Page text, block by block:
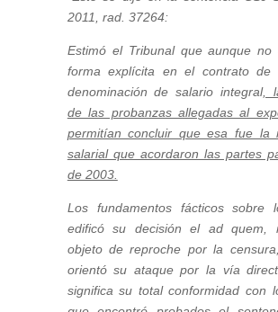
2011, rad. 37264:
Estimó el Tribunal que aunque no
forma explícita en el contrato de
denominación de salario integral,
de las probanzas allegadas al
permitían concluir que esa fue la
salarial que acordaron las partes
de 2003.
Los fundamentos fácticos sobre
edificó su decisión el ad quem,
objeto de reproche por la
orientó su ataque por la vía
significa su total conformidad con